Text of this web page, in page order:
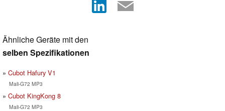
Ähnliche Geräte mit den
selben Spezifikationen
Cubot Hafury V1
Mali-G72 MP3
Cubot KingKong 8
Mali-G72 MP3